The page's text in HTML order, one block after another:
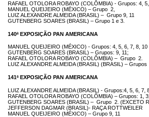
RAFAEL OTOLORA ROBAYO (COLÔMBIA) - Grupos: 4,
MANUEL QUEIJEIRO (MÉXICO) –
LUIZ ALEXANDRE ALMEIDA (BRASIL) – Grupo 9, 11
GUTENBERG SOARES (BRASIL) – Grupo 1 e 3.
140ª EXPOSIÇÃO PAN AMERICANA
MANUEL QUEIJEIRO (MÉXICO) - Grupos: 4, 5, 6, 7, 8, 10
GUTENBERG SOARES (BRASIL) –
RAFAEL OTOLORA ROBAYO (COLÔMBIA) – Grupo 2.
LUIZ ALEXANDRE ALMEIDA (BRASIL) (BRASIL) – Grupos
141ª EXPOSIÇÃO PAN AMERICANA
LUIZ ALEXANDRE ALMEIDA (BRASIL) - Grupos:4, 5, 6, 7,
RAFAEL OTOLORA ROBAYO
GUTENBERG SOARES (BRASIL) – Grupo 2. (EXCETO
JEFFERSON DAGMAR (BRASIL)- RAÇA ROTTWEILER
MANUEL QUEIJEIRO (MÉXICO) – Grupo 9, 11